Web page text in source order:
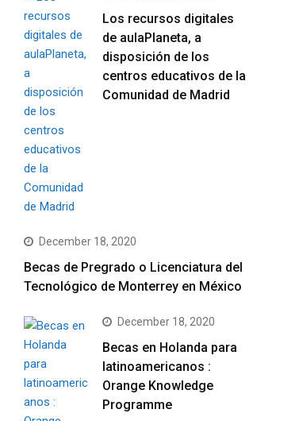
Los recursos digitales
de aulaPlaneta, a
disposición de los
centros educativos de la
Comunidad de Madrid
December 18, 2020
Becas de Pregrado o Licenciatura del
Tecnológico de Monterrey en México
December 18, 2020
Becas en Holanda para
latinoamericanos :
Orange Knowledge
Programme